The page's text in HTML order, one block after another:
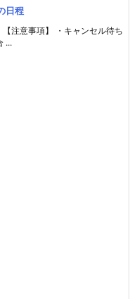
日程
注意事項】 ・キャンセル待ち
...